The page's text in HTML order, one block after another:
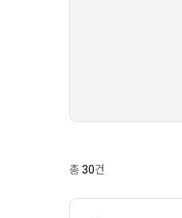
총30건